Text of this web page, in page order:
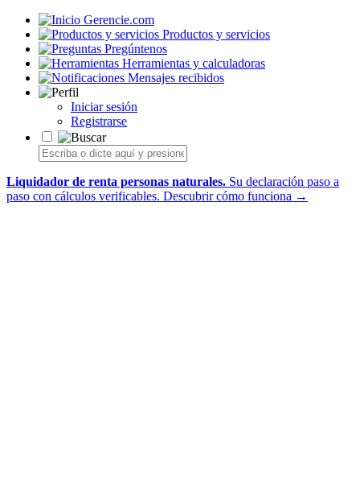
Gerencie.com
Productos y servicios
Pregúntenos
Herramientas y calculadoras
Mensajes recibidos
Iniciar sesión
Registrarse
Liquidador de renta personas naturales. Su declaración paso a
paso con cálculos verificables. Descubrir cómo funciona →